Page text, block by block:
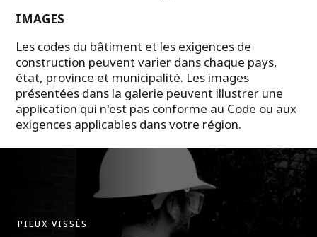
IMAGES
Les codes du bâtiment et les exigences de
construction peuvent varier dans chaque pays,
état, province et municipalité. Les images
présentées dans la galerie peuvent illustrer une
application qui n'est pas conforme au Code ou aux
exigences applicables dans votre région.
PIEUX VISSÉS